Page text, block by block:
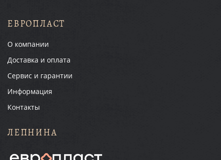
ЕВРОПЛАСТ
О компании
Доставка и оплата
Сервис и гарантии
Информация
Контакты
ЛЕПНИНА